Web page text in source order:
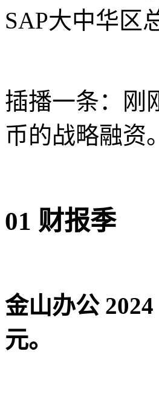
SAP大中华区
插播一条：刚
币的战略融资。
01 财报季
金山办公
元。